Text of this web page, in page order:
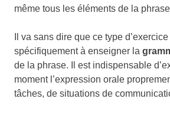
même tous les éléments de la
Il va sans dire que ce type
spécifiquement à enseigner la
de la phrase. Il est indispensable
moment l’expression orale
tâches, de situations de